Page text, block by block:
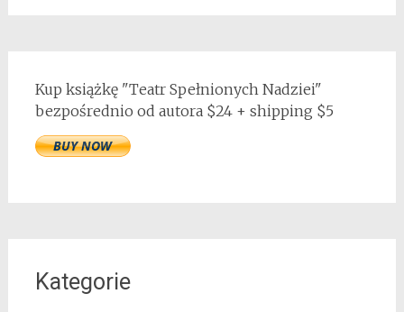
Kup książkę "Teatr Spełnionych Nadziei"
bezpośrednio od autora $24 + shipping $5
Kategorie